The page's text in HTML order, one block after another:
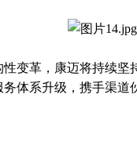
变革，康迈将持续坚
体系升级，携手渠道